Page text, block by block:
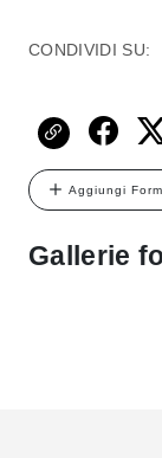
CONDIVIDI SU:
Aggiungi
Gallerie